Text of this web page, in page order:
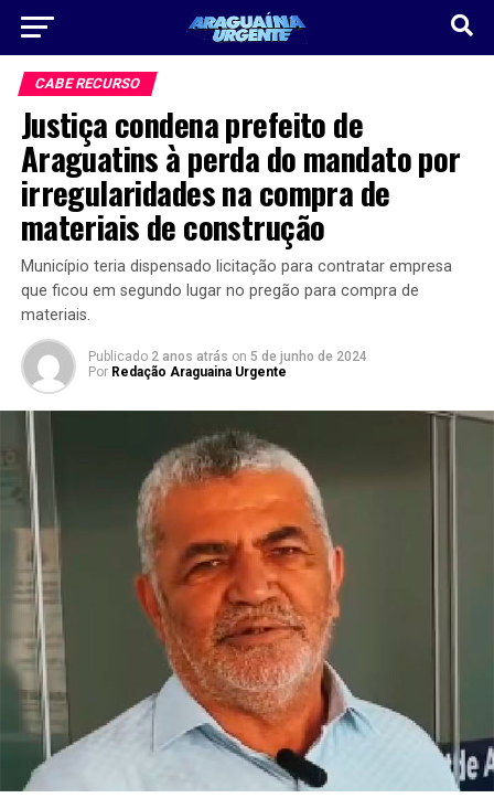
CABE RECURSO
Justiça condena prefeito de
Araguatins à perda do mandato por
irregularidades na compra de
materiais de construção
Município teria dispensado licitação para contratar empresa
que ficou em segundo lugar no pregão para compra de
materiais.
Publicado 2 anos atrás on 5 de junho de 2024
Por Redação Araguaina Urgente